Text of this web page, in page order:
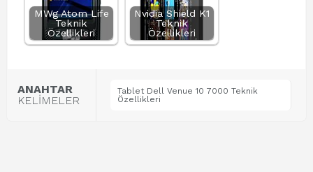
MWg Atom Life
Teknik
Özellikleri
Nvidia Shield K1
Teknik
Özellikleri
ANAHTAR
KELİMELER
Tablet Dell Venue 10 7000 Teknik
Özellikleri